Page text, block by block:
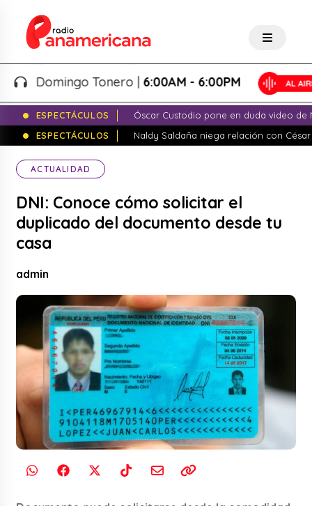
Domingo Tonero |6:00AM - 6:00PM
ESPECTÁCULOS
Óscar Custodio pone en duda video de
ESPECTÁCULOS
Naldy Saldaña niega relación con
ACTUALIDAD
DNI: Conoce cómo solicitar el
duplicado del documento desde tu
casa
admin